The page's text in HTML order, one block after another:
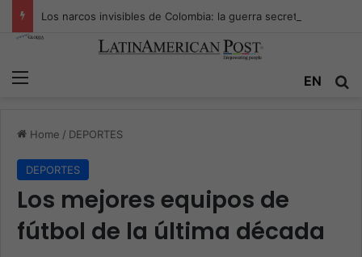
EN
Home / DEPORTES
DEPORTES
Los mejores equipos de
fútbol de la última década